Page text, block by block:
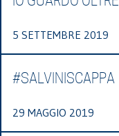
5 SETTEMBRE 2019
#SALVINISCAPPA
29 MAGGIO 2019